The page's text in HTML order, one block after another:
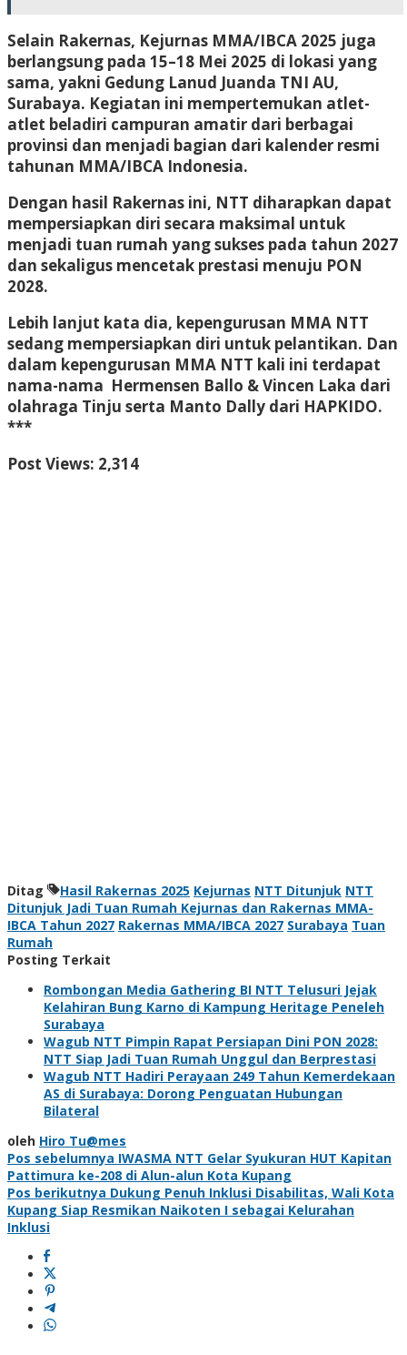
Selain Rakernas, Kejurnas MMA/IBCA 2025 juga
berlangsung pada 15–18 Mei 2025 di lokasi yang
sama, yakni Gedung Lanud Juanda TNI AU,
Surabaya. Kegiatan ini mempertemukan atlet-
atlet beladiri campuran amatir dari berbagai
provinsi dan menjadi bagian dari kalender resmi
tahunan MMA/IBCA Indonesia.
Dengan hasil Rakernas ini, NTT diharapkan dapat
mempersiapkan diri secara maksimal untuk
menjadi tuan rumah yang sukses pada tahun 2027
dan sekaligus mencetak prestasi menuju PON
2028.
Lebih lanjut kata dia, kepengurusan MMA NTT
sedang mempersiapkan diri untuk pelantikan. Dan
dalam kepengurusan MMA NTT kali ini terdapat
nama-nama Hermensen Ballo & Vincen Laka dari
olahraga Tinju serta Manto Dally dari HAPKIDO.
***
Post Views: 2,314
Ditag Hasil Rakernas 2025 Kejurnas NTT Ditunjuk NTT
Ditunjuk Jadi Tuan Rumah Kejurnas dan Rakernas MMA-
IBCA Tahun 2027 Rakernas MMA/IBCA 2027 Surabaya Tuan
Rumah
Posting Terkait
Rombongan Media Gathering BI NTT Telusuri Jejak
Kelahiran Bung Karno di Kampung Heritage Peneleh
Surabaya
Wagub NTT Pimpin Rapat Persiapan Dini PON 2028:
NTT Siap Jadi Tuan Rumah Unggul dan Berprestasi
Wagub NTT Hadiri Perayaan 249 Tahun Kemerdekaan
AS di Surabaya: Dorong Penguatan Hubungan
Bilateral
oleh Hiro Tu@mes
Navigasi
pos
Pos sebelumnya IWASMA NTT Gelar Syukuran HUT Kapitan
Pattimura ke-208 di Alun-alun Kota Kupang
Pos berikutnya Dukung Penuh Inklusi Disabilitas, Wali Kota
Kupang Siap Resmikan Naikoten I sebagai Kelurahan
Inklusi